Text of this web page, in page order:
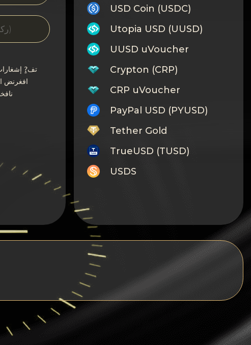
تف?ٍ
افغرنض
USD Coin (USDC)
Utopia USD (UUSD)
UUSD uVoucher
Crypton (CRP)
CRP uVoucher
PayPal USD (PYUSD)
Tether Gold
TrueUSD (TUSD)
USDS
Notcoin (NOT)
BNB BEP20
Stellar